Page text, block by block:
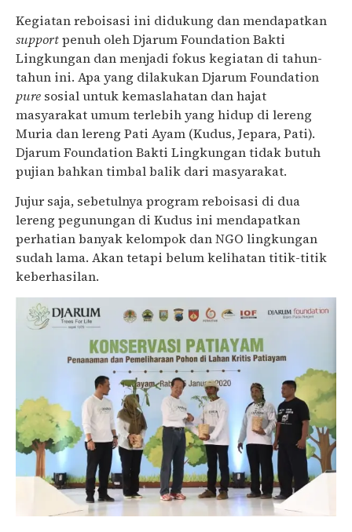
Kegiatan reboisasi ini didukung dan mendapatkan
supportpenuh oleh Djarum Foundation Bakti
Lingkungan dan menjadi fokus kegiatan di tahun-
tahun ini. Apa yang dilakukan Djarum Foundation
pure sosial untuk kemaslahatan dan hajat
masyarakat umum terlebih yang hidup di lereng
Muria dan lereng Pati Ayam (Kudus, Jepara, Pati).
Djarum Foundation Bakti Lingkungan tidak butuh
pujian bahkan timbal balik dari masyarakat.
Jujur saja, sebetulnya program reboisasi di dua
lereng pegunungan di Kudus ini mendapatkan
perhatian banyak kelompok dan NGO lingkungan
sudah lama. Akan tetapi belum kelihatan titik-titik
keberhasilan.